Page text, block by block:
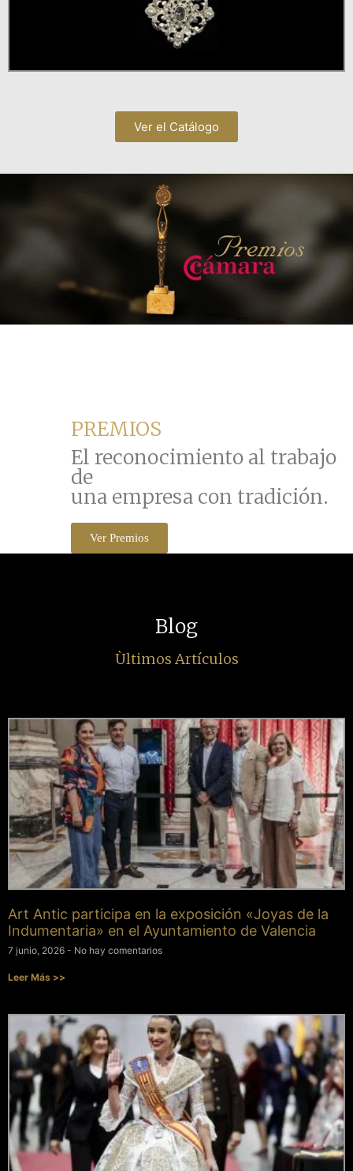
Ver el Catálogo
PREMIOS
El reconocimiento al trabajo
de
una empresa con tradición.
Ver Premios
Blog
Ùltimos Artículos
Art Antic participa en la exposición «Joyas de la
Indumentaria» en el Ayuntamiento de Valencia
7 junio, 2026 No hay comentarios
Leer Más >>